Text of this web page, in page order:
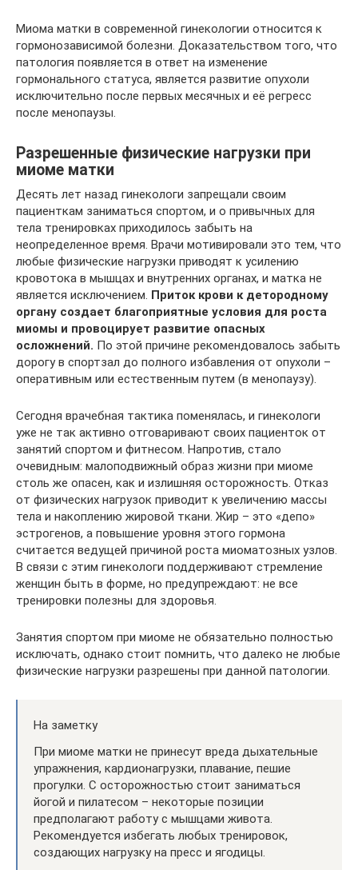
Миома матки в современной гинекологии относится к
гормонозависимой болезни. Доказательством того, что
патология появляется в ответ на изменение
гормонального статуса, является развитие опухоли
исключительно после первых месячных и её регресс
после менопаузы.
Разрешенные физические нагрузки при
миоме матки
Десять лет назад гинекологи запрещали своим
пациенткам заниматься спортом, и о привычных для
тела тренировках приходилось забыть на
неопределенное время. Врачи мотивировали это тем, что
любые физические нагрузки приводят к усилению
кровотока в мышцах и внутренних органах, и матка не
является исключением. Приток крови к детородному
органу создает благоприятные условия для роста
миомы и провоцирует развитие опасных
осложнений. По этой причине рекомендовалось забыть
дорогу в спортзал до полного избавления от опухоли –
оперативным или естественным путем (в менопаузу).
Сегодня врачебная тактика поменялась, и гинекологи
уже не так активно отговаривают своих пациенток от
занятий спортом и фитнесом. Напротив, стало
очевидным: малоподвижный образ жизни при миоме
столь же опасен, как и излишняя осторожность. Отказ
от физических нагрузок приводит к увеличению массы
тела и накоплению жировой ткани. Жир – это «депо»
эстрогенов, а повышение уровня этого гормона
считается ведущей причиной роста миоматозных узлов.
В связи с этим гинекологи поддерживают стремление
женщин быть в форме, но предупреждают: не все
тренировки полезны для здоровья.
Занятия спортом при миоме не обязательно полностью
исключать, однако стоит помнить, что далеко не любые
физические нагрузки разрешены при данной патологии.
На заметку
При миоме матки не принесут вреда дыхательные
упражнения, кардионагрузки, плавание, пешие
прогулки. С осторожностью стоит заниматься
йогой и пилатесом – некоторые позиции
предполагают работу с мышцами живота.
Рекомендуется избегать любых тренировок,
создающих нагрузку на пресс и ягодицы.